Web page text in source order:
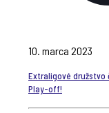
10. marca 2023
Extraligové družstvo
Play-off!